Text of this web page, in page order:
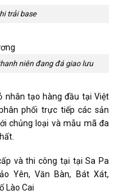
trải base
niên đang đá giao lưu
nhân tạo hàng đầu tại Việt
phối trực tiếp các sản
chủng loại và mẫu mã đa
và thi công tại tại Sa Pa
Yên, Văn Bàn, Bát Xát,
Lào Cai